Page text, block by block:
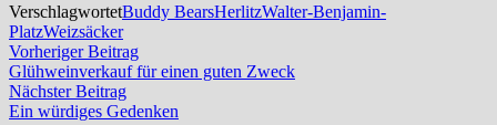
VerschlagwortetBuddy BearsHerlitzWalter-Benjamin-
PlatzWeizsäcker
Beitragsnavigation
Vorheriger BeitragVorheriger
Beitrag:
Glühweinverkauf für einen guten Zweck
Nächster BeitragNächster
Beitrag:
Ein würdiges Gedenken